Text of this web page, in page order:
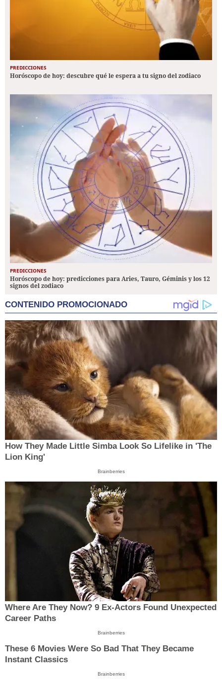
PREDICCIONES
Horóscopo de hoy: descubre qué le espera a tu signo del zodiaco
PREDICCIONES
Horóscopo de hoy: predicciones para Aries, Tauro, Géminis y los 12
signos del zodiaco
CONTENIDO PROMOCIONADO
How They Made Little Simba Look So Lifelike in 'The
Lion King'
Brainberries
Where Are They Now? 9 Ex-Actors Found Unexpected
Career Paths
Brainberries
These 6 Movies Were So Bad That They Became
Instant Classics
Brainberries